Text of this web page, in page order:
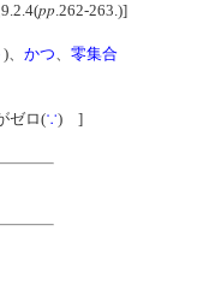
pp.262-263.)]
)、 かつ、 零集合
ゼロ(∵) ]